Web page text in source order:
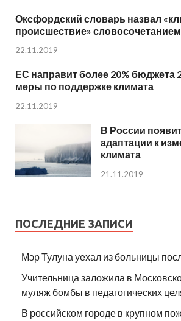
Оксфордский словарь назвал
происшествие» словосочетанием
22.11.2019
ЕС направит более 20% бюджета
меры по поддержке климата
22.11.2019
В России
адаптации к
климата
21.11.2019
ПОСЛЕДНИЕ ЗАПИСИ
Мэр Тулуна уехал из больницы
Учительница заложила в
муляж бомбы в педагогических
В российском городе в крупном